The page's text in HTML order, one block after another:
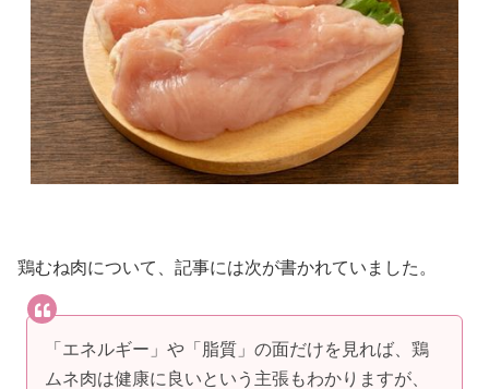
鶏むね肉について、記事には次が書かれていました。
「エネルギー」や「脂質」の面だけを見れば、鶏
ムネ肉は健康に良いという主張もわかりますが、